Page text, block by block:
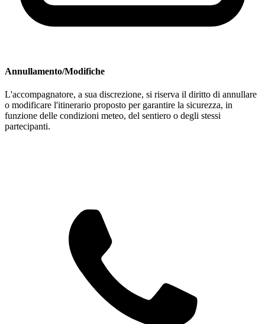
Annullamento/Modifiche
L'accompagnatore, a sua discrezione, si riserva il diritto di annullare
o modificare l'itinerario proposto per garantire la sicurezza, in
funzione delle condizioni meteo, del sentiero o degli stessi
partecipanti.